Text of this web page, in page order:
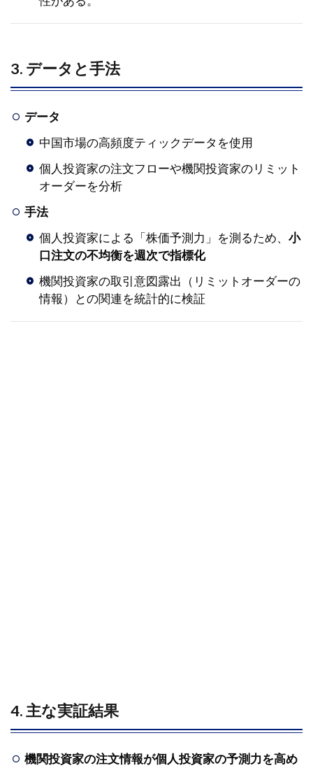
3. データと手法
データ
中国市場の高頻度ティックデータを使用
個人投資家の注文フローや機関投資家のリミット
オーダーを分析
手法
個人投資家による「株価予測力」を測るため、 小
口注文の不均衡を週次で指標化
機関投資家の取引意図露出（リミットオーダーの
情報）との関連を統計的に検証
4. 主な実証結果
機関投資家の注文情報が個人投資家の予測力を高め